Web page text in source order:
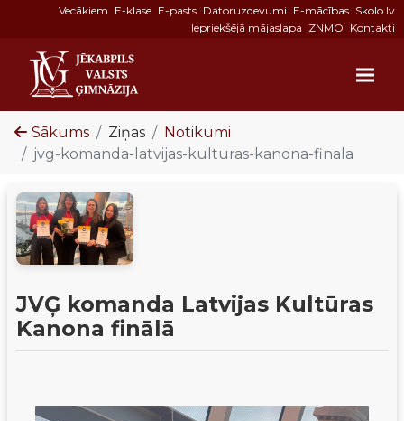
Vecākiem E-klase E-pasts Datoruzdevumi E-mācības Skolo.lv
Iepriekšējā mājaslapa ZNMO Kontakti
Sākums Ziņas
Notikumi
jvg-komanda-latvijas-kulturas-kanona-finala
JVĢ komanda Latvijas Kultūras
Kanona finālā